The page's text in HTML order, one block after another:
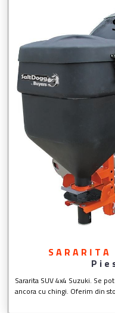
SARARITA
Sararita SUV 4x4 Suzuki. Se
ancora cu chingi. Oferim din